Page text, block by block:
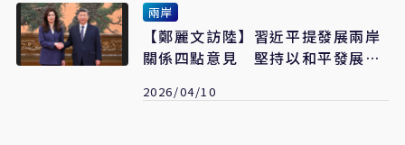
兩岸
【鄭麗文訪陸】習近平提發展兩岸
關係四點意見 堅持以和平發展守
2026/04/10